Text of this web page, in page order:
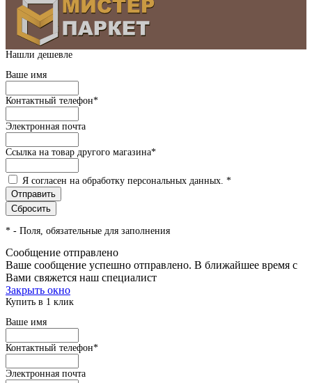
Нашли дешевле
Ваше имя
Контактный телефон*
Электронная почта
Ссылка на товар другого магазина*
Я согласен на обработку персональных данных. *
* - Поля, обязательные для заполнения
Сообщение отправлено
Ваше сообщение успешно отправлено. В ближайшее время с
Вами свяжется наш специалист
Закрыть окно
Купить в 1 клик
Ваше имя
Контактный телефон*
Электронная почта